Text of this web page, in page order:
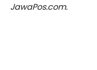
JawaPos.com.